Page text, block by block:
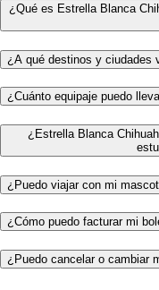
¿Qué es Estrella Blanca
¿A qué destinos y ciudades
¿Cuánto equipaje puedo
¿Estrella Blanca
¿Puedo viajar con mi
¿Cómo puedo facturar mi
¿Puedo cancelar o cambiar